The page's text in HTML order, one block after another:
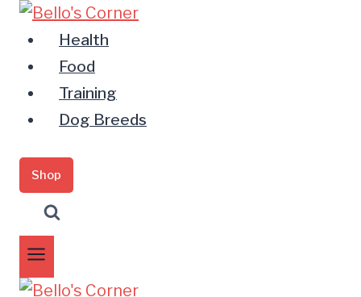
Zum
Inhalt
springen
Health
Food
Training
Dog Breeds
Shop